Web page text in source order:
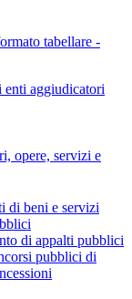
tabellare -
aggiudicatori
opere, servizi e
di beni e servizi
di appalti pubblici
pubblici di